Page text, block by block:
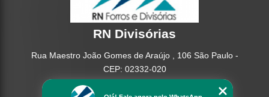
RN Divisórias
Rua Maestro João Gomes de Araújo , 106 São Paulo -
CEP: 02332-020